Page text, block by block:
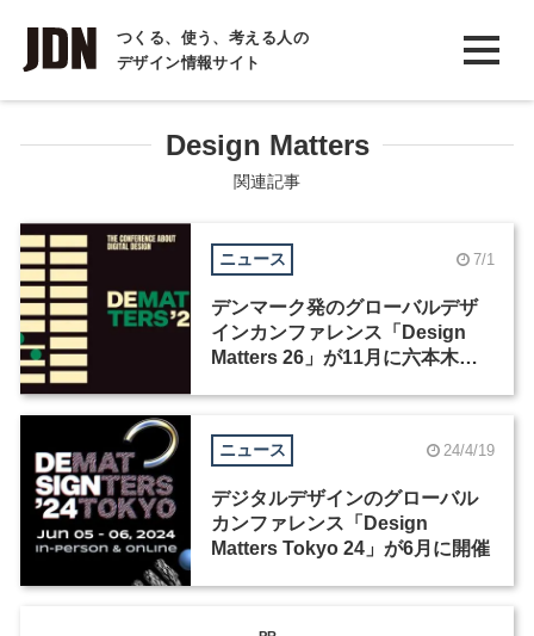
つくる、使う、考える人の
デザイン情報サイト
INTERVIEW
インタビュー
REPORT
COLUMN
コラム
Design Matters
関連記事
ニュース 7/1
デンマーク発のグローバルデザ
インカンファレンス「Design
Matters 26」が11月に六本木で
ニュース 24/4/19
デジタルデザインのグローバル
カンファレンス「Design
Matters Tokyo 24」が6月に開催